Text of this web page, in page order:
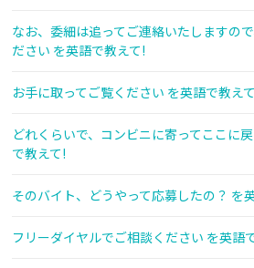
なお、委細は追ってご連絡いたしますの
ださい を英語で教えて!
お手に取ってご覧ください を英語で教え
どれくらいで、コンビニに寄ってここに
で教えて!
そのバイト、どうやって応募したの？ を
フリーダイヤルでご相談ください を英語